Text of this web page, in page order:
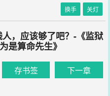
换手 关灯
，应该够了吧？-《监狱
是算命先生》
存书签 下一章